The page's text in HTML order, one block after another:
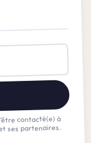
contacté(e) à
ses partenaires.